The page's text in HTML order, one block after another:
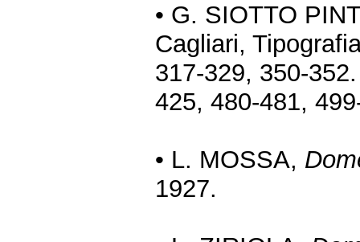
• G. SIOTTO
Cagliari,
317-329, 350-
425, 480-481,
• L. MOSSA,
1927.